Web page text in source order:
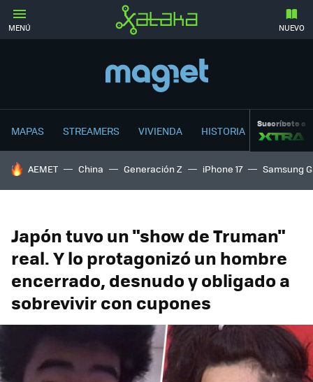
MENÚ NUEVO
MAPAS STREAMERS VIVIENDA HISTORIA Suscríbete a
HOY SE HABLA DE
AEMET China Generación Z iPhone 17 Samsung
Japón tuvo un "show de Truman"
real. Y lo protagonizó un hombre
encerrado, desnudo y obligado a
sobrevivir con cupones